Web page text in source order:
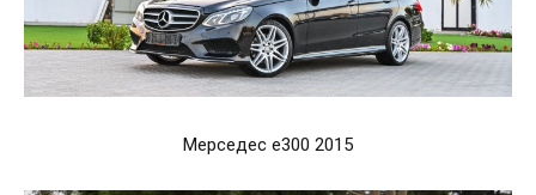
Мерседес e300 2015